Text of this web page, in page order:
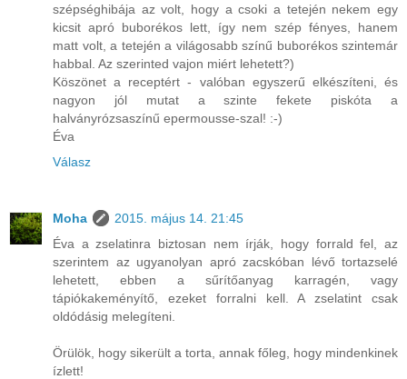
szépséghibája az volt, hogy a csoki a tetején nekem egy
kicsit apró buborékos lett, így nem szép fényes, hanem
matt volt, a tetején a világosabb színű buborékos szintemár
habbal. Az szerinted vajon miért lehetett?)
Köszönet a receptért - valóban egyszerű elkészíteni, és
nagyon jól mutat a szinte fekete piskóta a
halványrózsaszínű epermousse-szal! :-)
Éva
Válasz
Moha
2015. május 14. 21:45
Éva a zselatinra biztosan nem írják, hogy forrald fel, az
szerintem az ugyanolyan apró zacskóban lévő tortazselé
lehetett, ebben a sűrítőanyag karragén, vagy
tápiókakeményítő, ezeket forralni kell. A zselatint csak
oldódásig melegíteni.
Örülök, hogy sikerült a torta, annak főleg, hogy mindenkinek
ízlett!